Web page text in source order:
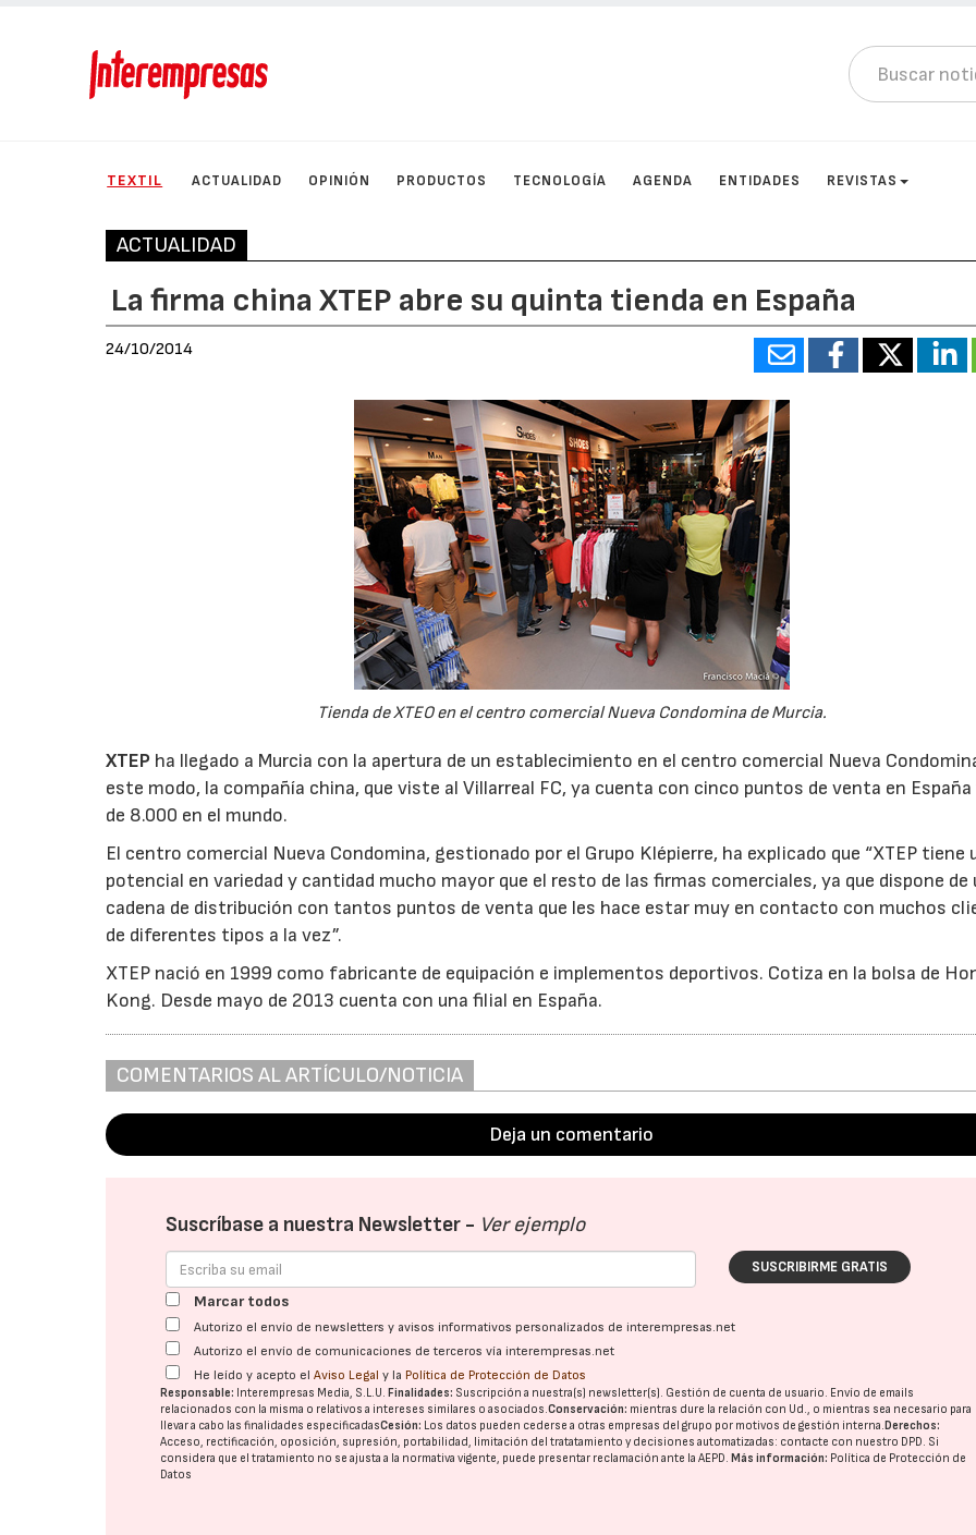
TEXTIL ACTUALIDAD OPINIÓN PRODUCTOS TECNOLOGÍA AGENDA ENTIDADES REVISTAS
ACTUALIDAD
La firma china XTEP abre su quinta tienda en España
24/10/2014
Tienda de XTEO en el centro comercial Nueva Condomina de Murcia.
XTEP ha llegado a Murcia con la apertura de un establecimiento en el centro comercial Nueva
este modo, la compañía china, que viste al Villarreal FC, ya cuenta con cinco puntos de venta en España
de 8.000 en el mundo.
El centro comercial Nueva Condomina, gestionado por el Grupo Klépierre, ha explicado que “XTEP tiene
potencial en variedad y cantidad mucho mayor que el resto de las firmas comerciales, ya que dispone de
cadena de distribución con tantos puntos de venta que les hace estar muy en contacto con muchos
de diferentes tipos a la vez”.
XTEP nació en 1999 como fabricante de equipación e implementos deportivos. Cotiza en la bolsa de
Kong. Desde mayo de 2013 cuenta con una filial en España.
COMENTARIOS AL ARTÍCULO/NOTICIA
Deja un comentario
Suscríbase a nuestra Newsletter - Ver ejemplo
SUSCRIBIRME GRATIS
Marcar todos
Autorizo el envío de newsletters y avisos informativos personalizados de interempresas.net
Autorizo el envío de comunicaciones de terceros vía interempresas.net
He leído y acepto elAviso Legal y la Política de Protección de Datos
Responsable: Interempresas Media, S.L.U. Finalidades: Suscripción a nuestra(s) newsletter(s). Gestión de cuenta de usuario. Envío de emails
relacionados con la misma o relativos a intereses similares o asociados.Conservación: mientras dure la relación con Ud., o mientras sea necesario para
llevar a cabo las finalidades especificadasCesión: Los datos pueden cederse a otras empresas del grupo por motivos de gestión interna. Derechos:
Acceso, rectificación, oposición, supresión, portabilidad, limitación del tratatamiento y decisiones automatizadas: contacte con nuestro DPD. Si
considera que el tratamiento no se ajusta a la normativa vigente, puede presentar reclamación ante laAEPD. Más información: Política de Protección de
Datos
30/06/2026